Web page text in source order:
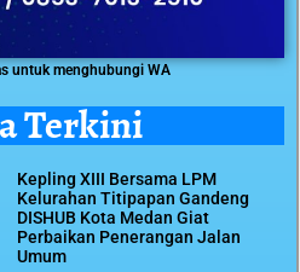
untuk menghubungi WA
Terkini
Kepling XIII Bersama LPM
Kelurahan Titipapan Gandeng
DISHUB Kota Medan Giat
Perbaikan Penerangan Jalan
Umum